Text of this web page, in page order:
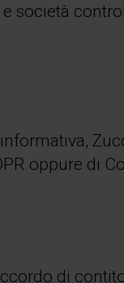
società
oppure di
di